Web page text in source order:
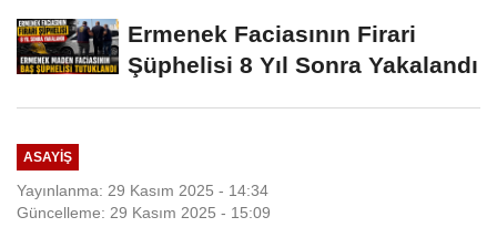
Ermenek Faciasının Firari
Şüphelisi 8 Yıl Sonra Yakalandı
ASAYIŞ
Yayınlanma: 29 Kasım 2025 - 14:34
Güncelleme: 29 Kasım 2025 - 15:09